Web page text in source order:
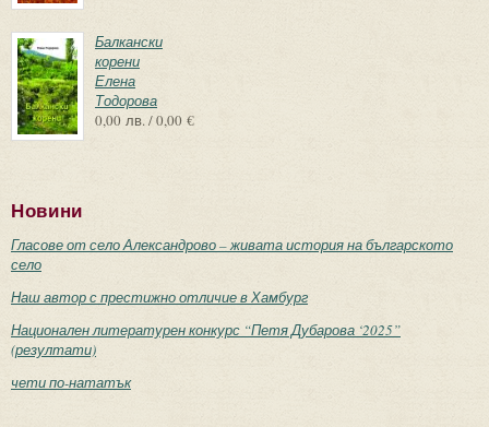
Балкански
корени
Елена
Тодорова
0,00 лв. / 0,00 €
Новини
Гласове от село Александрово – живата история на българското
село
Наш автор с престижно отличие в Хамбург
Национален литературен конкурс “Петя Дубарова ‘2025”
(резултати)
чети по-нататък